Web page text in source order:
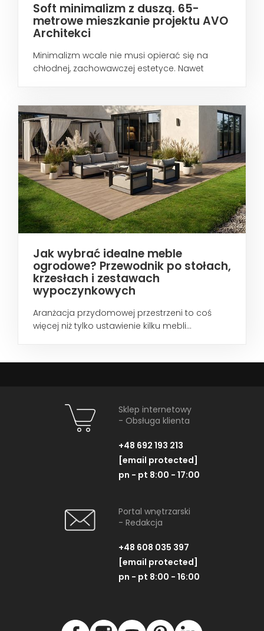
Soft minimalizm z duszą. 65-
metrowe mieszkanie projektu AVO
Architekci
Minimalizm wcale nie musi opierać się na
chłodnej, zachowawczej estetyce. Nawet
Jak wybrać idealne meble
ogrodowe? Przewodnik po stołach,
krzesłach i zestawach
wypoczynkowych
Aranżacja przydomowej przestrzeni to coś
więcej niż tylko ustawienie kilku mebli...
Sklep internetowy
- Obsługa klienta
+48 692 193 213
[email protected]
pn - pt 8:00 - 17:00
Portal wnętrzarski
- Redakcja
+48 608 035 397
[email protected]
pn - pt 8:00 - 16:00